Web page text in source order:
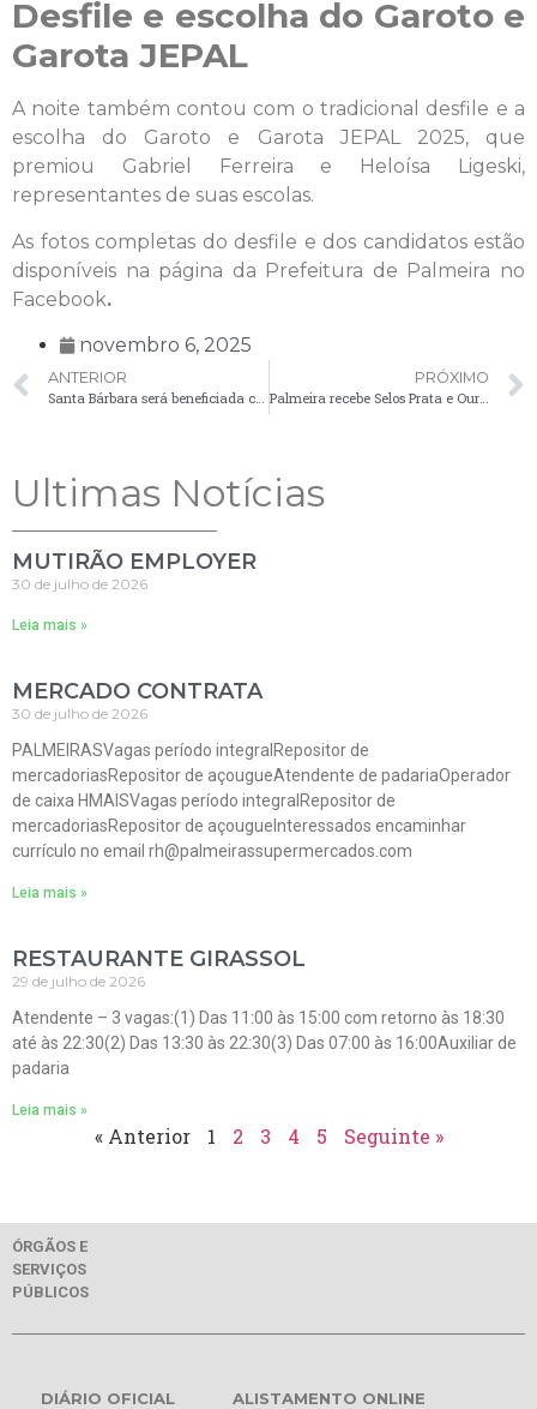
Desfile e escolha do Garoto e
Garota JEPAL
A noite também contou com o tradicional desfile e a
escolha do Garoto e Garota JEPAL 2025, que
premiou Gabriel Ferreira e Heloísa Ligeski,
representantes de suas escolas.
As fotos completas do desfile e dos candidatos estão
disponíveis na página da Prefeitura de Palmeira no
Facebook.
novembro 6, 2025
ANTERIOR
Santa Bárbara será beneficiada com 13,5 km de asfalto, em investimento de R$ 27 milhões
PRÓXIMO
Palmeira recebe Selos Prata e Ouro do programa “Esporte que Queremos”
Ultimas Notícias
MUTIRÃO EMPLOYER
30 de julho de 2026
Leia mais »
MERCADO CONTRATA
30 de julho de 2026
PALMEIRASVagas período integralRepositor de
mercadoriasRepositor de açougueAtendente de padariaOperador
de caixa HMAISVagas período integralRepositor de
mercadoriasRepositor de açougueInteressados encaminhar
currículo no email rh@palmeirassupermercados.com
Leia mais »
RESTAURANTE GIRASSOL
29 de julho de 2026
Atendente – 3 vagas:(1) Das 11:00 às 15:00 com retorno às 18:30
até às 22:30(2) Das 13:30 às 22:30(3) Das 07:00 às 16:00Auxiliar de
padaria
Leia mais »
« Anterior 1 2 3 4 5 Seguinte »
ÓRGÃOS E
SERVIÇOS
PÚBLICOS
DIÁRIO OFICIAL ALISTAMENTO ONLINE